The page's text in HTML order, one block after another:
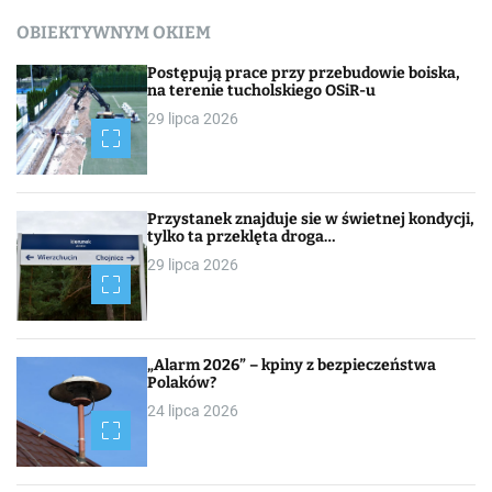
OBIEKTYWNYM OKIEM
Postępują prace przy przebudowie boiska,
na terenie tucholskiego OSiR-u
29 lipca 2026
Przystanek znajduje sie w świetnej kondycji,
tylko ta przeklęta droga…
29 lipca 2026
„Alarm 2026” – kpiny z bezpieczeństwa
Polaków?
24 lipca 2026